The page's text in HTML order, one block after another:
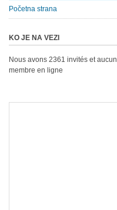
Početna strana
KO JE NA VEZI
Nous avons 2361 invités et aucun
membre en ligne